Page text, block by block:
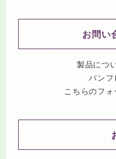
お問い
製品につ
パンフ
こちらのフォ